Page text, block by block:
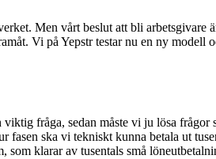
Men vårt beslut att bli arbetsgivare
Vi på Yepstr testar nu en ny
fråga, sedan måste vi ju lösa frågor
fasen ska vi tekniskt kunna betala ut
klarar av tusentals små